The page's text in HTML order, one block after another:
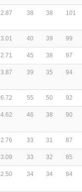
2.87 38 38 101
3.01 40 39 99
2.71 45 38 97
3.87 39 35 94
6.72 55 50 92
4.62 46 38 90
2.76 33 31 87
3.09 33 32 85
2.50 34 34 84